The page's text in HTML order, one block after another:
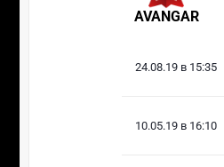
AVANGAR
24.08.19 в 15:35
10.05.19 в 16:10